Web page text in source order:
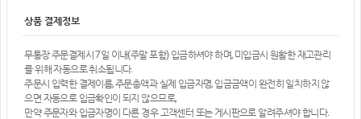
상품 결제정보
무통장 주문결제시 7일 이내(주말 포함) 입금하셔야 하며, 미입금시 원활한 재고관리
를 위해 자동으로 취소됩니다.
주문시 입력한 결제이름, 주문총액과 실제 입금자명, 입금금액이 완전히 일치하지 않
으면 자동으로 입금확인이 되지 않으므로,
만약 주문자와 입금자명이 다른 경우 고객센터 또는 게시판으로 알려주셔야 합니다.